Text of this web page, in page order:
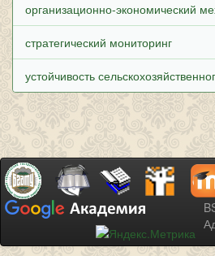
организационно-экономический
стратегический мониторинг
устойчивость